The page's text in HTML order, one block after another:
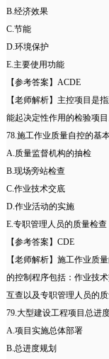
B.经济效果
C.节能
D.环境保护
E.主要使用功能
【参考答案】ACDE
【老师解析】主控项目是
能起决定性作用的检验项目
78.施工作业质量自控的基
A.质量监督机构的抽检
B.现场旁站检查
C.作业技术交底
D.作业活动的实施
E.专职管理人员的质量检查
【参考答案】CDE
【老师解析】施工作业质
的控制程序包括：作业技
互查以及专职管理人员的质
79.大型建设工程项目总进
A.项目实施总体部署
B.总进度规划